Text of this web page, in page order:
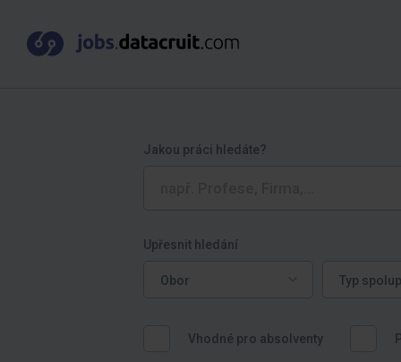
Jakou práci hledáte?
Upřesnit hledání
Obor
Typ
Vhodné pro absolventy